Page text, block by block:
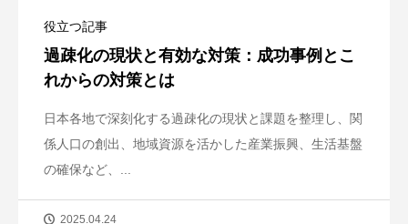
役立つ記事
過疎化の現状と有効な対策：成功事例とこ
れからの対策とは
日本各地で深刻化する過疎化の現状と課題を整理し、関
係人口の創出、地域資源を活かした産業振興、生活基盤
の確保など、...
2025.04.24